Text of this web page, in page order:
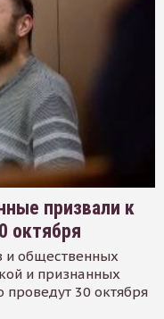
призвали к
октября
и общественных
и признанных
проведут 30 октября